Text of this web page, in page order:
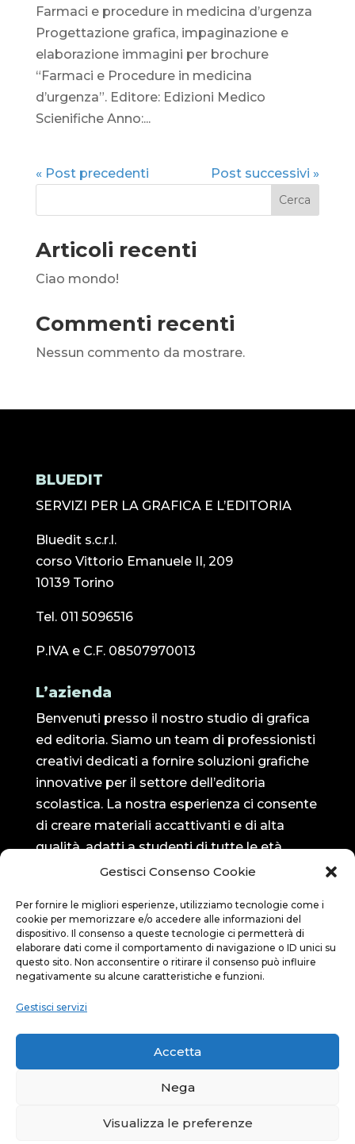
Gestisci Consenso Cookie
Per fornire le migliori esperienze, utilizziamo tecnologie come i
cookie per memorizzare e/o accedere alle informazioni del
dispositivo. Il consenso a queste tecnologie ci permetterà di
elaborare dati come il comportamento di navigazione o ID unici su
questo sito. Non acconsentire o ritirare il consenso può influire
negativamente su alcune caratteristiche e funzioni.
Gestisci servizi
Accetta
Nega
Visualizza le preferenze
Farmaci e procedure in medicina d’urgenza
Progettazione grafica, impaginazione e
elaborazione immagini per brochure
“Farmaci e Procedure in medicina
d’urgenza”. Editore: Edizioni Medico
Scienifiche Anno:...
« Post precedenti Post successivi »
Cerca
Articoli recenti
Ciao mondo!
Commenti recenti
Nessun commento da mostrare.
BLUEDIT
SERVIZI PER LA GRAFICA E L’EDITORIA
Bluedit s.c.r.l.
corso Vittorio Emanuele II, 209
10139 Torino
Tel. 011 5096516
P.IVA e C.F. 08507970013
L’azienda
Benvenuti presso il nostro studio di grafica
ed editoria. Siamo un team di professionisti
creativi dedicati a fornire soluzioni grafiche
innovative per il settore dell’editoria
scolastica. La nostra esperienza ci consente
di creare materiali accattivanti e di alta
qualità, adatti a studenti di tutte le età.
 Bluedit su Facebook
Bluedit su Instagram
Privacy